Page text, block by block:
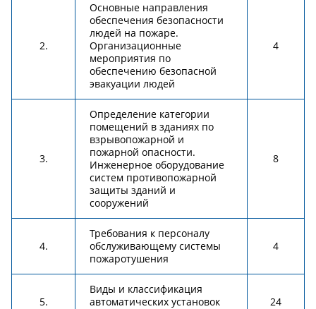
2.
Основные направления
обеспечения безопасности
людей на пожаре.
Организационные
мероприятия по
обеспечению безопасной
эвакуации людей
4
3.
Определение категории
помещений в зданиях по
взрывопожарной и
пожарной опасности.
Инженерное оборудование
систем противопожарной
защиты зданий и
сооружений
8
4.
Требования к персоналу
обслуживающему системы
пожаротушения
4
5.
Виды и классификация
автоматических установок
24